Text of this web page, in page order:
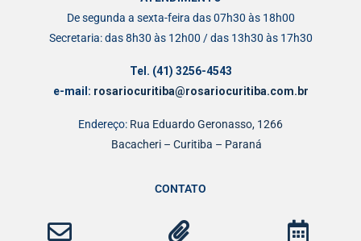
De segunda a sexta-feira das 07h30 às 18h00
Secretaria: das 8h30 às 12h00 / das 13h30 às 17h30
Tel. (41) 3256-4543
e-mail: rosariocuritiba@rosariocuritiba.com.br
Endereço: Rua Eduardo Geronasso, 1266
Bacacheri – Curitiba – Paraná
CONTATO